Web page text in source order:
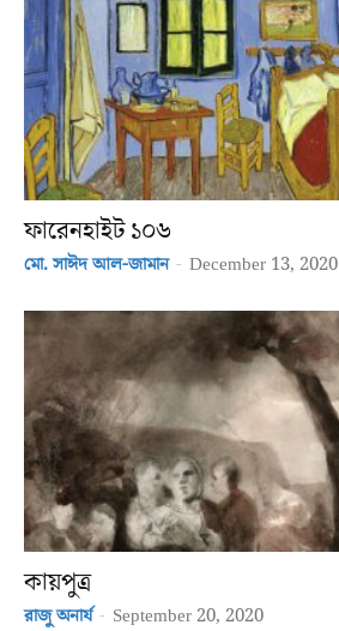
ফারেনহাইট ১০৬
মো. সাঈদ আল-জামান - December 13, 2020
কায়পুত্র
রাজু অনার্য - September 20, 2020